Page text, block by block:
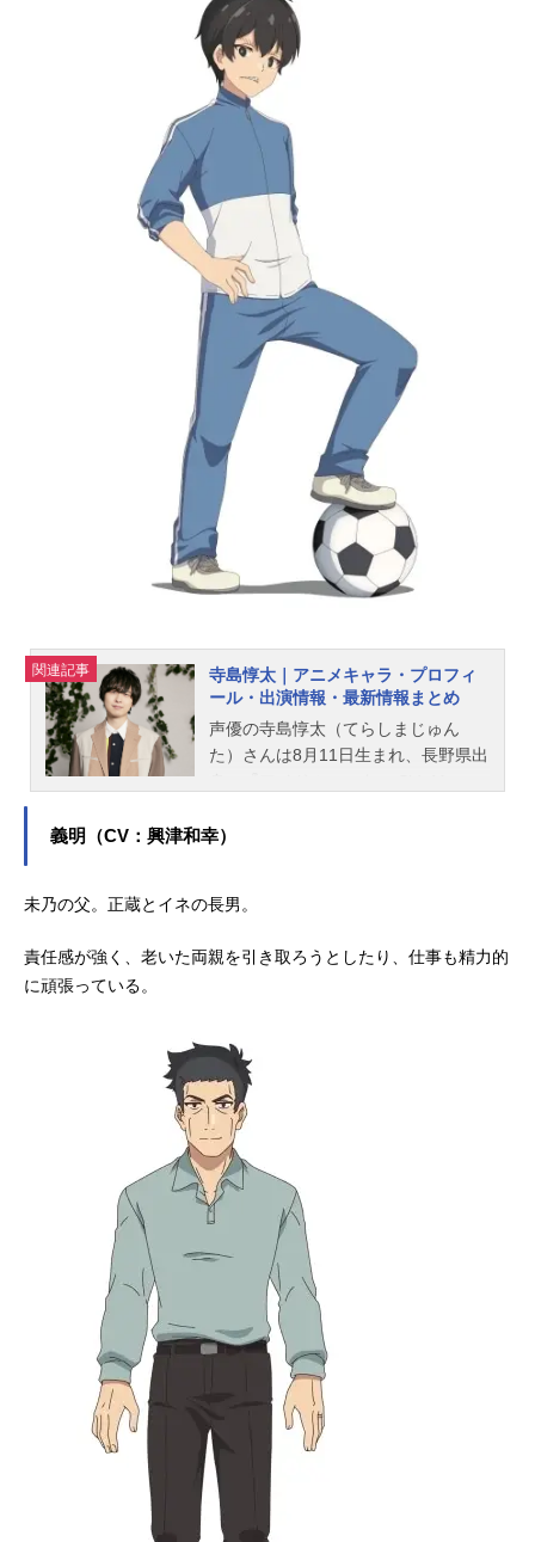
関連記事
寺島惇太｜アニメキャラ・プロフィ
ール・出演情報・最新情報まとめ
声優の寺島惇太（てらしまじゅん
た）さんは8月11日生まれ、長野県出
PRISM』の一条シン役など、人気作
メ記事をご紹介！
義明（CV：興津和幸）
未乃の父。正蔵とイネの長男。
責任感が強く、老いた両親を引き取ろうとしたり、仕事も精力的
に頑張っている。